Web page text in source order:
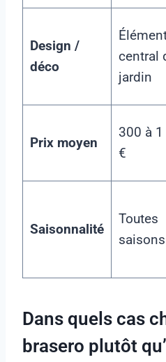
Design /
déco
central
jardin
Prix moyen
300 à
€
Saisonnalité
Toutes
saisons
Dans quels cas
brasero plutôt